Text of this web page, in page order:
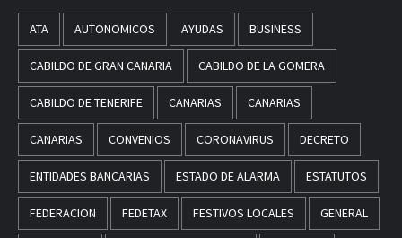
ATA AUTONOMICOS AYUDAS BUSINESS
CABILDO DE GRAN CANARIA CABILDO DE LA GOMERA
CABILDO DE TENERIFE CANARIAS CANARIAS
CANARIAS CONVENIOS CORONAVIRUS DECRETO
ENTIDADES BANCARIAS ESTADO DE ALARMA ESTATUTOS
FEDERACION FEDETAX FESTIVOS LOCALES GENERAL